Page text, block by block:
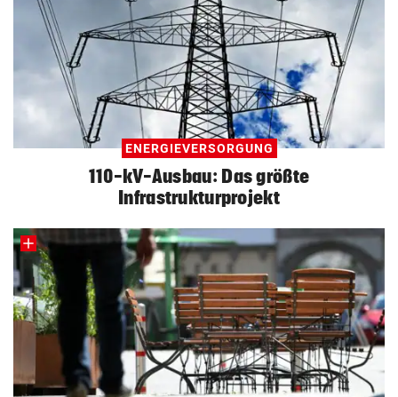
ENERGIEVERSORGUNG
110-kV-Ausbau: Das größte
Infrastrukturprojekt